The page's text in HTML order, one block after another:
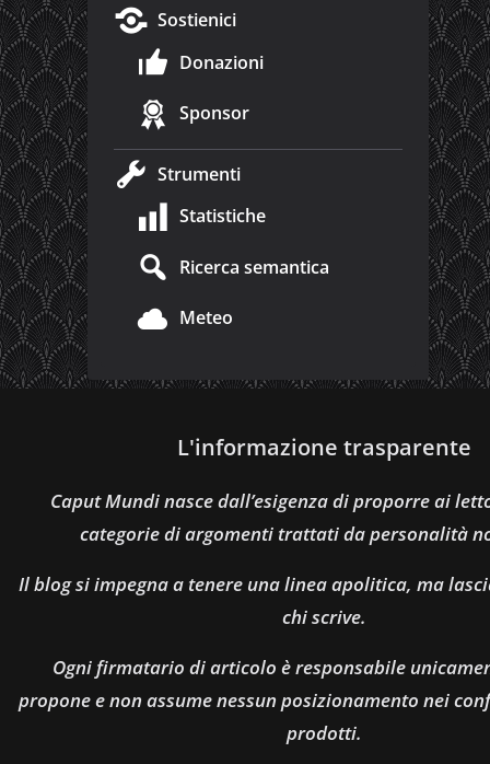
Sostienici
Donazioni
Sponsor
Strumenti
Statistiche
Ricerca semantica
Meteo
L'informazione trasparente
Caput Mundi nasce dall’esigenza di proporre ai
categorie di argomenti trattati da personalità
Il blog si impegna a tenere una linea apolitica, ma
chi scrive.
Ogni firmatario di articolo è responsabile
propone e non assume nessun posizionamento nei
prodotti.